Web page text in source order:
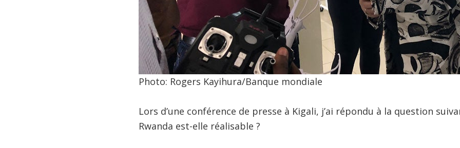
Photo: Rogers Kayihura/Banque mondiale
Lors d’une conférence de presse à Kigali, j’ai répondu à la question
Rwanda est-elle réalisable ?